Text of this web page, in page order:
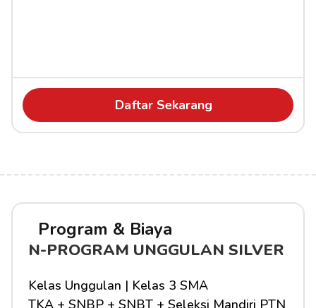
Daftar Sekarang
Program & Biaya
N-PROGRAM UNGGULAN SILVER
Kelas Unggulan | Kelas 3 SMA
TKA + SNBP + SNBT + Seleksi Mandiri PTN